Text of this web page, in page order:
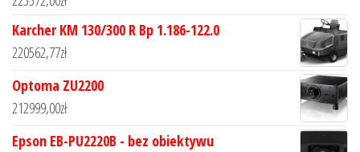
Karcher KM 130/300 R Bp 1.186-122.0
220562,77zł
Optoma ZU2200
212999,00zł
Epson EB-PU2220B - bez obiektywu